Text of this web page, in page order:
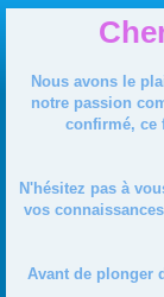
Nous avons le
notre passion
confirmé, ce
N'hésitez pas à
vos
Avant de plonger